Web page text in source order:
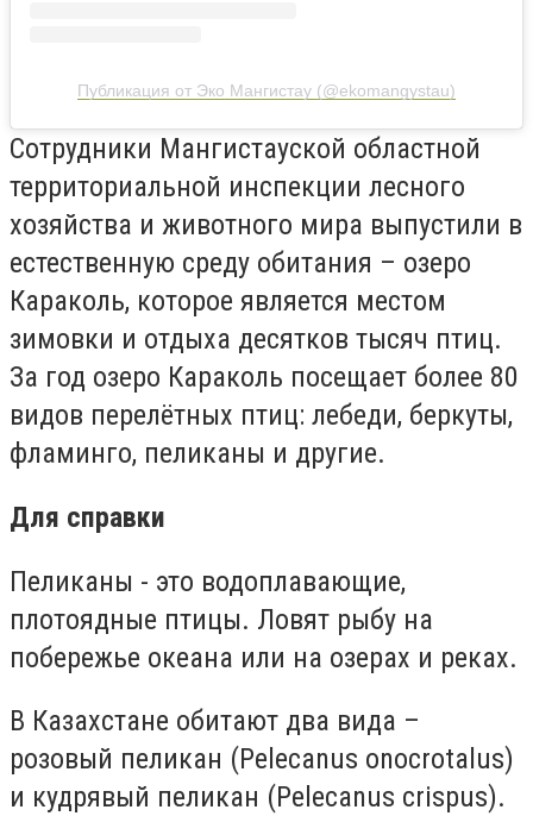
Публикация от Эко Мангистау (@ekomangystau)
Сотрудники Мангистауской областной
территориальной инспекции лесного
хозяйства и животного мира выпустили в
естественную среду обитания – озеро
Караколь, которое является местом
зимовки и отдыха десятков тысяч птиц.
За год озеро Караколь посещает более 80
видов перелётных птиц: лебеди, беркуты,
фламинго, пеликаны и другие.
Для справки
Пеликаны - это водоплавающие,
плотоядные птицы. Ловят рыбу на
побережье океана или на озерах и реках.
В Казахстане обитают два вида –
розовый пеликан (Pelecanus onocrotalus)
и кудрявый пеликан (Pelecanus crispus).